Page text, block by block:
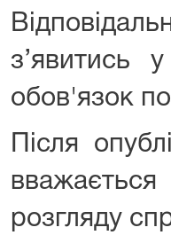
з’явитись
обов'язок
Після
розгляду